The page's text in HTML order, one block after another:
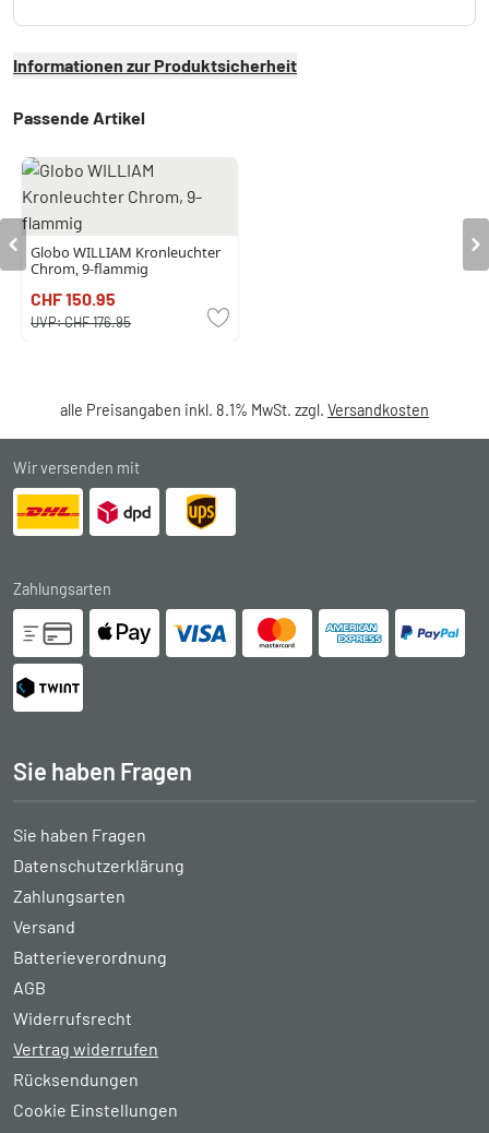
Informationen zur Produktsicherheit
Passende Artikel
Globo WILLIAM Kronleuchter
Chrom, 9-flammig
CHF 150.95
UVP:CHF 176.95
alle Preisangaben inkl. 8.1% MwSt. zzgl. Versandkosten
Wir versenden mit
Zahlungsarten
Sie haben Fragen
Sie haben Fragen
Datenschutzerklärung
Zahlungsarten
Versand
Batterieverordnung
AGB
Widerrufsrecht
Vertrag widerrufen
Rücksendungen
Cookie Einstellungen